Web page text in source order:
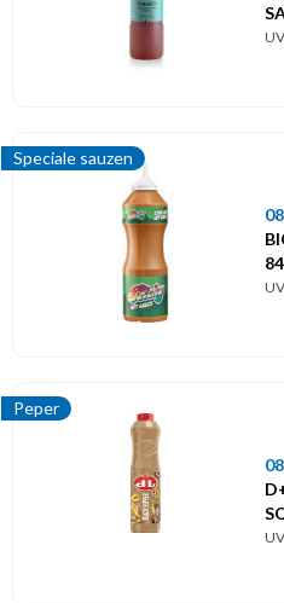
Speciale sauzen
Peper